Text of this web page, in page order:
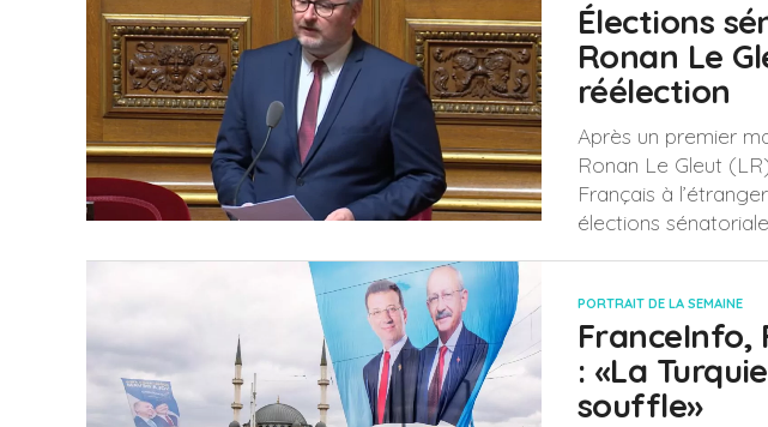
Élections
Ronan Le
réélection
Après un premier
Ronan Le Gleut
Français à
élections
PORTRAIT DE LA SEMAINE
FranceInfo,
: «La
souffle»